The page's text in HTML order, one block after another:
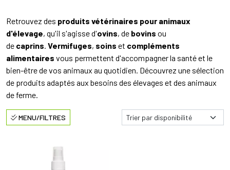
Retrouvez des produits vétérinaires pour animaux
d'élevage, qu'il s'agisse d'ovins, de bovins ou
de caprins. Vermifuges, soins et compléments
alimentaires vous permettent d'accompagner la santé et le
bien-être de vos animaux au quotidien. Découvrez une sélection
de produits adaptés aux besoins des élevages et des animaux
de ferme.
MENU/FILTRES